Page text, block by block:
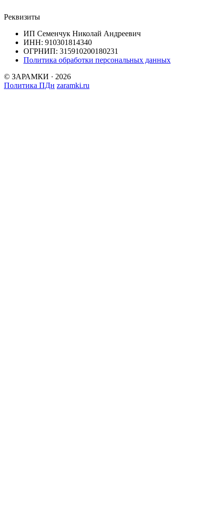
Реквизиты
ИП Семенчук Николай Андреевич
ИНН: 910301814340
ОГРНИП: 315910200180231
Политика обработки персональных данных
© ЗАРАМКИ · 2026
Политика ПДн zaramki.ru